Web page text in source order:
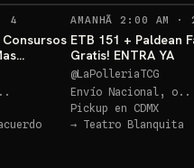
4 RECORDATORIOS
Consursos
AMANHÃ 2:00 AM ·
ETB 151 + Paldean
Gratis! ENTRA YA
@LaPolleriaTCG
Envío Nacional, o..
Pickup en CDMX
→ Teatro Blanquita